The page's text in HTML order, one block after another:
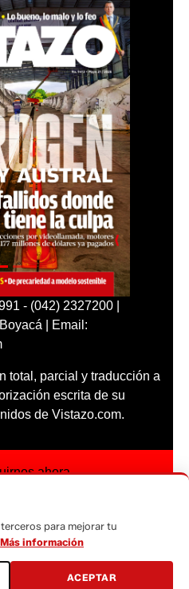
- (042) 2327200 |
| Email:
total, parcial y traducción a
escrita de su
de Vistazo.com.
ahora
para mejorar tu
Más información
ACEPTAR